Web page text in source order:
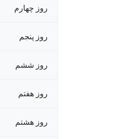
روز چهارم
روز پنجم
روز ششم
روز هفتم
روز هشتم